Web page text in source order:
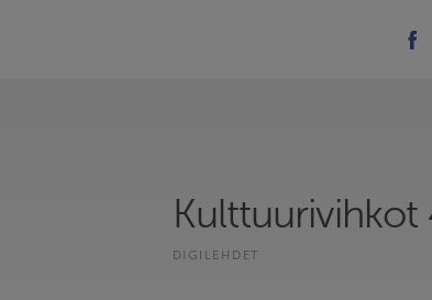
DIGILEHDET